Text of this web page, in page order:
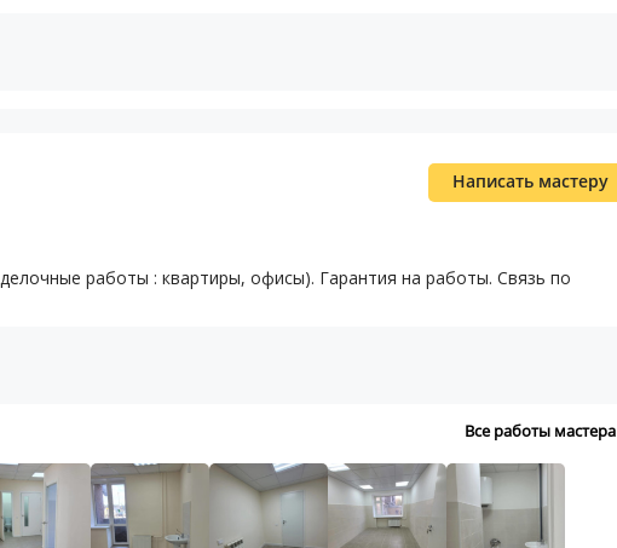
Написать мастеру
работы : квартиры, офисы). Гарантия на работы. Связь по
Все работы мастера